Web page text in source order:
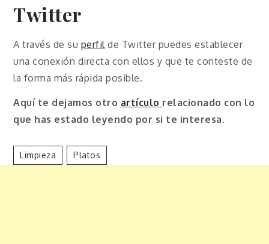
Twitter
A través de su perfilde Twitter puedes establecer
una conexión directa con ellos y que te conteste de
la forma más rápida posible.
Aquí te dejamos otro artículo relacionado con lo
que has estado leyendo por si te interesa.
Limpieza Platos